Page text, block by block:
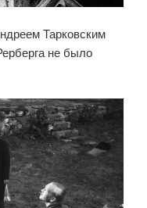
Тарковским
не было